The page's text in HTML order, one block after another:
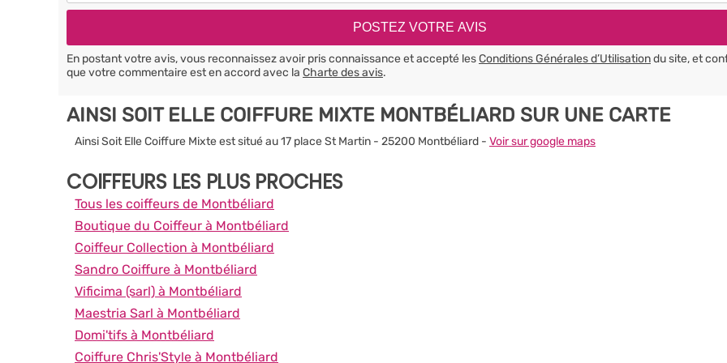
En postant votre avis, vous reconnaissez avoir pris connaissance et accepté lesConditions Générales d’Utilisationdu site, et
que votre commentaire est en accord avec la Charte des avis.
AINSI SOIT ELLE COIFFURE MIXTE MONTBÉLIARD SUR UNE CARTE
Ainsi Soit Elle Coiffure Mixte est situé au 17 place St Martin - 25200 Montbéliard - Voir sur google maps
COIFFEURS LES PLUS PROCHES
Tous les coiffeurs de Montbéliard
Boutique du Coiffeur à Montbéliard
Coiffeur Collection à Montbéliard
Sandro Coiffure à Montbéliard
Vificima (sarl) à Montbéliard
Maestria Sarl à Montbéliard
Domi'tifs à Montbéliard
Coiffure Chris'Style à Montbéliard